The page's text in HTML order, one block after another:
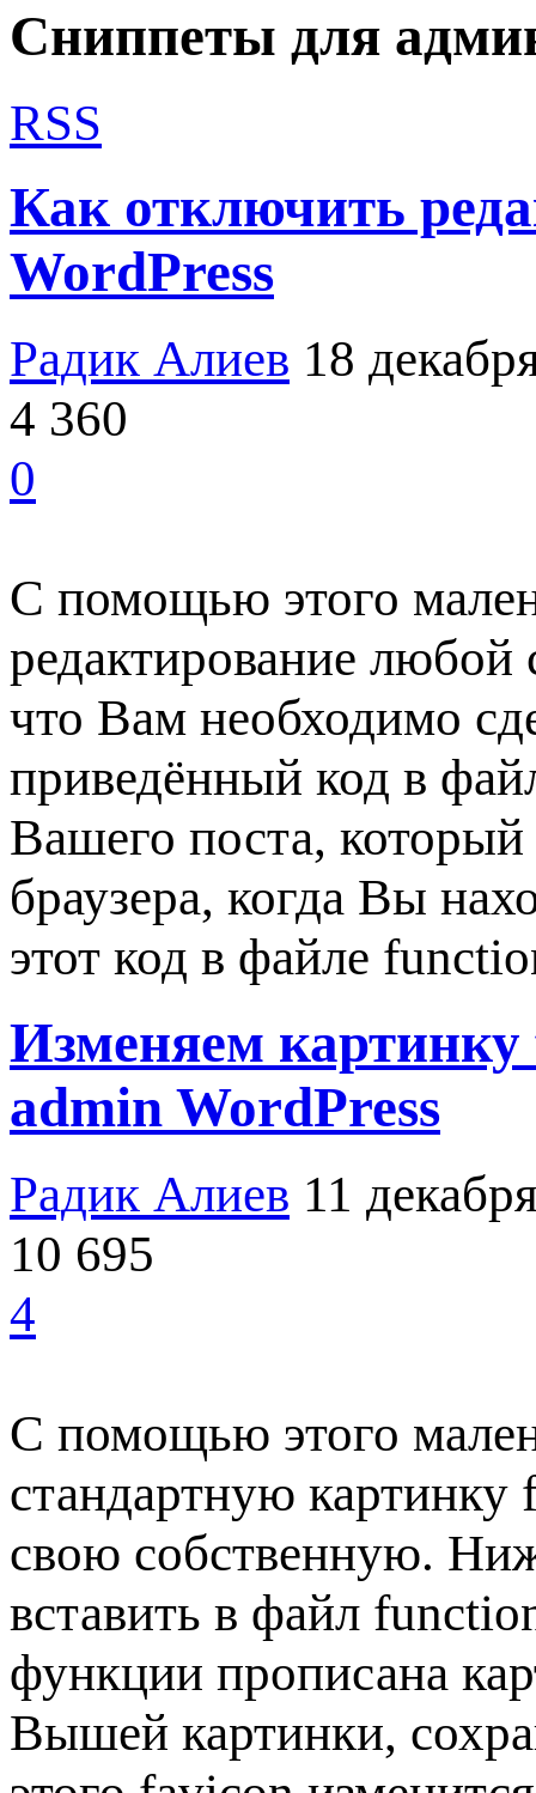
Сниппеты для
RSS
Как отключить
WordPress
Радик Алиев 18
4 360
0
С помощью этого
редактирование
что Вам необходимо
приведённый код в
Вашего поста,
браузера, когда Вы
этот код в файле
Изменяем
admin WordPress
Радик Алиев 11
10 695
4
С помощью этого
стандартную
свою собственную.
вставить в файл
функции прописана
Вышей картинки,